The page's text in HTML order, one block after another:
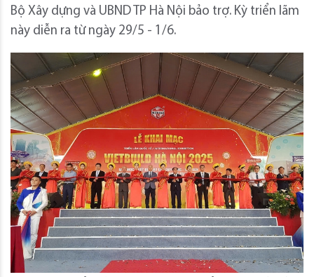
Bộ Xây dựng và UBND TP Hà Nội bảo trợ. Kỳ triển lãm
này diễn ra từ ngày 29/5 - 1/6.